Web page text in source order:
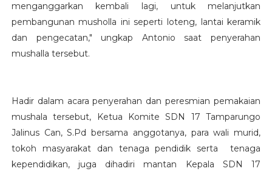
menganggarkan kembali lagi, untuk melanjutkan
pembangunan musholla ini seperti loteng, lantai keramik
dan pengecatan," ungkap Antonio saat penyerahan
mushalla tersebut.
Hadir dalam acara penyerahan dan peresmian pemakaian
mushala tersebut, Ketua Komite SDN 17 Tamparungo
Jalinus Can, S.Pd bersama anggotanya, para wali murid,
tokoh masyarakat dan tenaga pendidik serta tenaga
kependidikan, juga dihadiri mantan Kepala SDN 17